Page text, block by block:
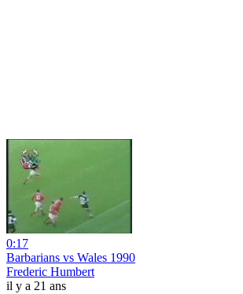
0:17
Barbarians vs Wales 1990
Frederic Humbert
il y a 21 ans